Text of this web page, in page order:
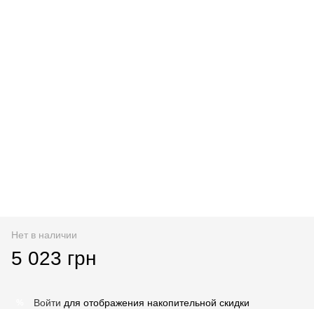
Нет в наличии
5 023 грн
Войти для отображения накопительной скидки